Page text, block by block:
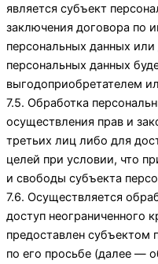
является субъект
заключения договора по
персональных данных
персональных данных
выгодоприобретателем
7.5. Обработка
осуществления прав и
третьих лиц либо для
целей при условии, что
и свободы субъекта
7.6. Осуществляется
доступ неограниченного
предоставлен субъектом
по его просьбе (далее —